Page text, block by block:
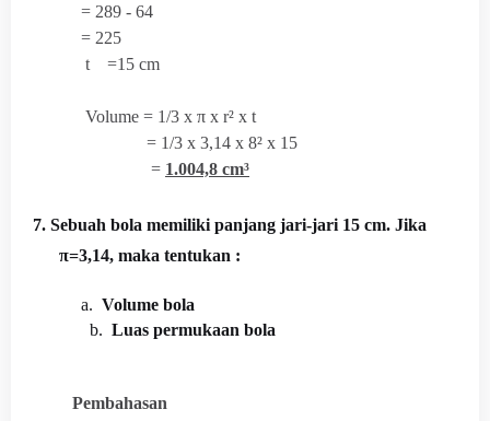
= 289 - 64
= 225
t =15 cm
Volume = 1/3 x π x r² x t
= 1/3 x 3,14 x 8² x 15
= 1.004,8 cm³
7. Sebuah bola memiliki panjang jari-jari 15 cm. Jika
π=3,14, maka tentukan :
a. Volume bola
b. Luas permukaan bola
Pembahasan